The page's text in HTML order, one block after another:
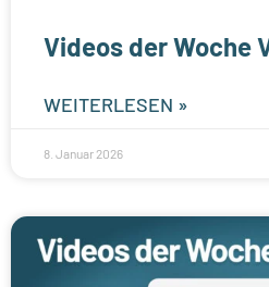
Videos der Woche
WEITERLESEN »
8. Januar 2026